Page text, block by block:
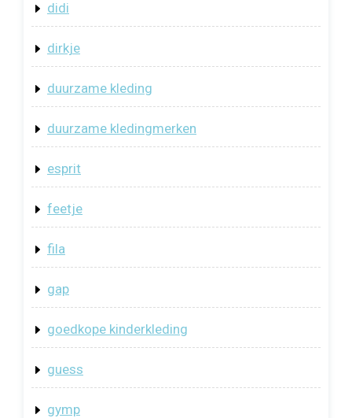
didi
dirkje
duurzame kleding
duurzame kledingmerken
esprit
feetje
fila
gap
goedkope kinderkleding
guess
gymp